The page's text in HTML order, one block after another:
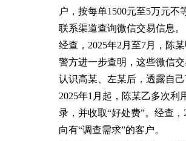
户，按每单1500元至5万元
联系渠道查询微信交易信息。
经查，2025年2月至7月，陈
警方进一步查明，这些微信
认识高某、左某后，透露自
2025年1月起，陈某乙多次
录，并收取“好处费”。经查
向有“调查需求”的客户。